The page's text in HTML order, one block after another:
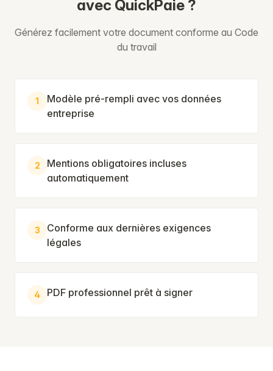
avec QuickPaie ?
Générez facilement votre document conforme au Code
du travail
1
Modèle pré-rempli avec vos données
entreprise
2
Mentions obligatoires incluses
automatiquement
3
Conforme aux dernières exigences
légales
4 PDF professionnel prêt à signer